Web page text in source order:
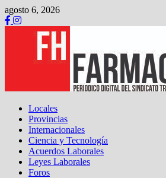
Saltar
al
contenido
agosto 6, 2026
Locales
Provincias
Internacionales
Ciencia y Tecnología
Acuerdos Laborales
Leyes Laborales
Foros